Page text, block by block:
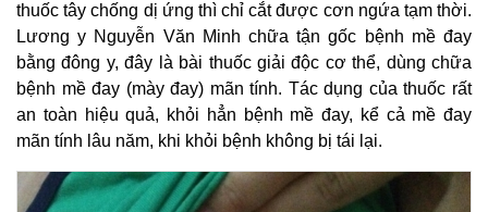
thuốc tây chống dị ứng thì chỉ cắt được cơn ngứa tạm thời.
Lương y Nguyễn Văn Minh chữa tận gốc bệnh mề đay
bằng đông y, đây là bài thuốc giải độc cơ thể, dùng chữa
bệnh mề đay (mày đay) mãn tính. Tác dụng của thuốc rất
an toàn hiệu quả, khỏi hẳn bệnh mề đay, kể cả mề đay
mãn tính lâu năm, khi khỏi bệnh không bị tái lại.